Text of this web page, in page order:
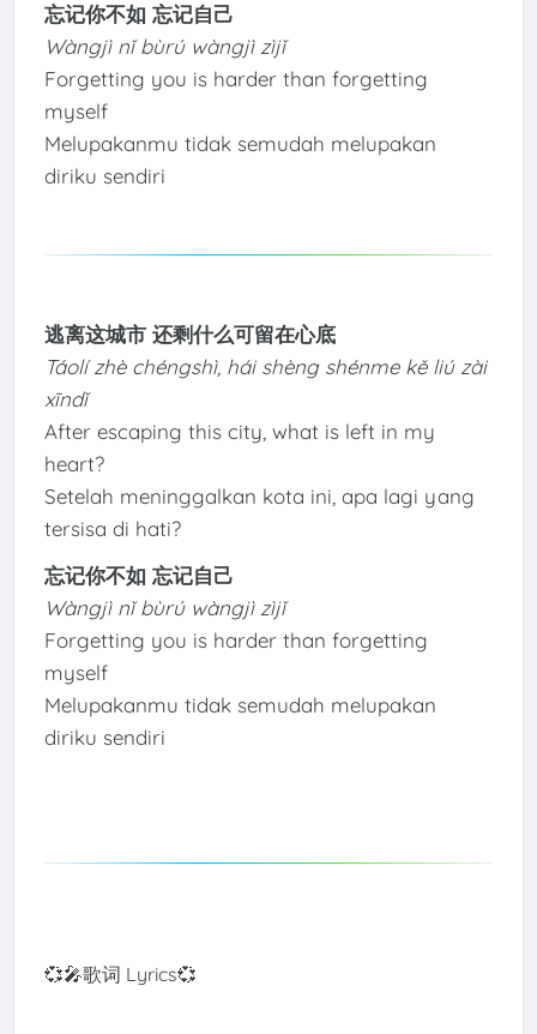
忘记你不如 忘记自己
Wàngjì nǐ bùrú wàngjì zìjǐ
Forgetting you is harder than forgetting
myself
Melupakanmu tidak semudah melupakan
diriku sendiri
逃离这城市 还剩什么可留在心底
Táolí zhè chéngshì, hái shèng shénme kě liú zài
xīndǐ
After escaping this city, what is left in my
heart?
Setelah meninggalkan kota ini, apa lagi yang
tersisa di hati?
忘记你不如 忘记自己
Wàngjì nǐ bùrú wàngjì zìjǐ
Forgetting you is harder than forgetting
myself
Melupakanmu tidak semudah melupakan
diriku sendiri
💞🎤歌词 Lyrics💞